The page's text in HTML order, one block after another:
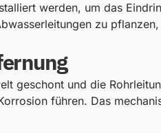
werden, um das
zu
geschont und die
führen. Das